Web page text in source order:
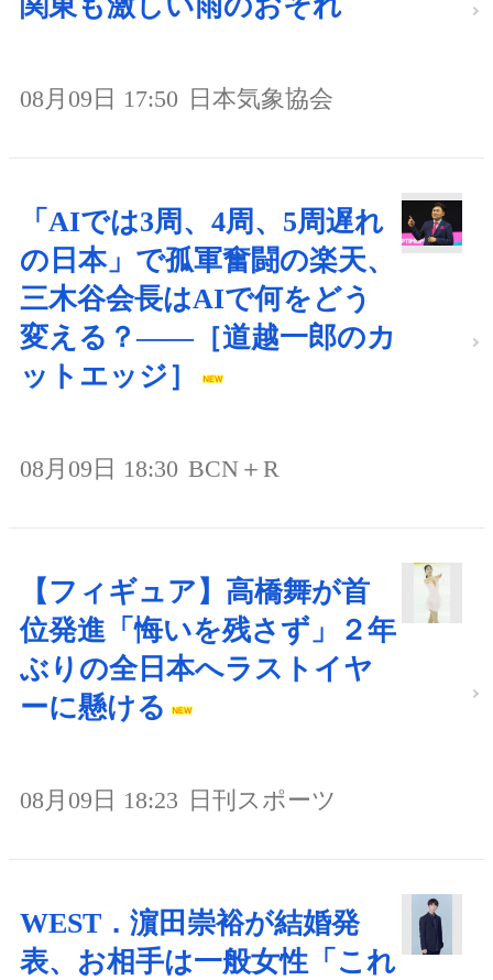
08月09日 17:50 日本気象協会
「AIでは3周、4周、5周遅れ
の日本」で孤軍奮闘の楽天、
三木谷会長はAIで何をどう
変える？――［道越一郎のカ
ットエッジ］
08月09日 18:30 BCN＋R
【フィギュア】高橋舞が首
位発進「悔いを残さず」２年
ぶりの全日本へラストイヤ
ーに懸ける
08月09日 18:23 日刊スポーツ
WEST．濵田崇裕が結婚発
表、お相手は一般女性「これ